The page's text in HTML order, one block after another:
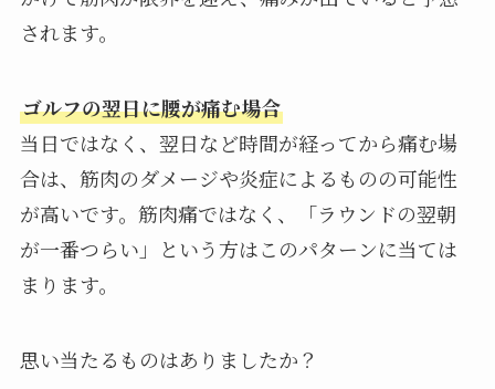
されます。
ゴルフの翌日に腰が痛む場合
当日ではなく、翌日など時間が経ってから痛む場
合は、筋肉のダメージや炎症によるものの可能性
が高いです。筋肉痛ではなく、「ラウンドの翌朝
が一番つらい」という方はこのパターンに当ては
まります。
思い当たるものはありましたか？